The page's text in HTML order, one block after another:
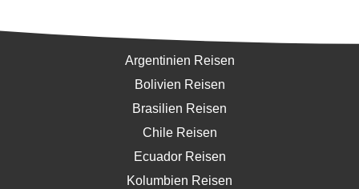
Argentinien Reisen
Bolivien Reisen
Brasilien Reisen
Chile Reisen
Ecuador Reisen
Kolumbien Reisen